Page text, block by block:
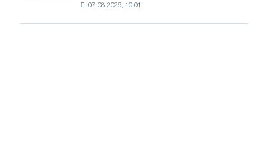
Ярославля
07-08-2026, 10:01